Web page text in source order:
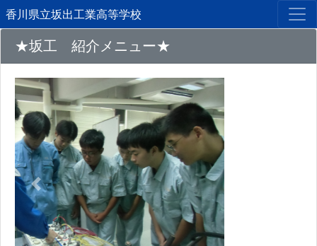
香川県立坂出工業高等学校
★坂工 紹介メニュー★
Previous